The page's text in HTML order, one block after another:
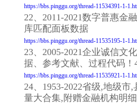
https://bbs.pinggu.org/thread-11534391-1-
22、2011-2021数字普惠金
库匹配面板数据
https://bbs.pinggu.org/thread-11535195-1-
23、2005-2021企业诚信文
据、参考文献、过程代码！
https://bbs.pinggu.org/thread-11535921-1-
24、1953-2022省级,地级市
量大合集,附赠金融机构明